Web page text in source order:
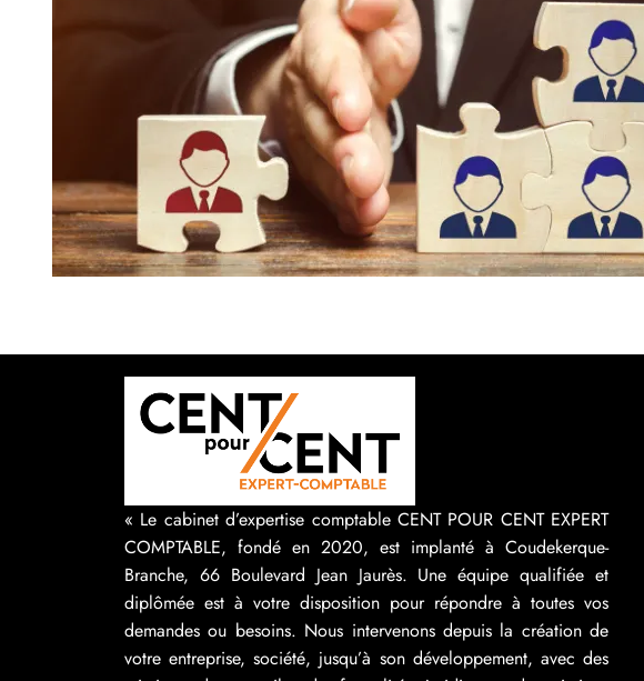
« Le cabinet d’expertise comptable CENT POUR CENT EXPERT
COMPTABLE, fondé en 2020, est implanté à Coudekerque-
Branche, 66 Boulevard Jean Jaurès. Une équipe qualifiée et
diplômée est à votre disposition pour répondre à toutes vos
demandes ou besoins. Nous intervenons depuis la création de
votre entreprise, société, jusqu’à son développement, avec des